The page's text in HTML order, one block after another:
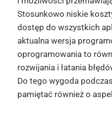
Stosunkowo niskie
dostęp do wszystkich
aktualna wersja
oprogramowania to
rozwijania i łatania
Do tego wygoda
pamiętać również o